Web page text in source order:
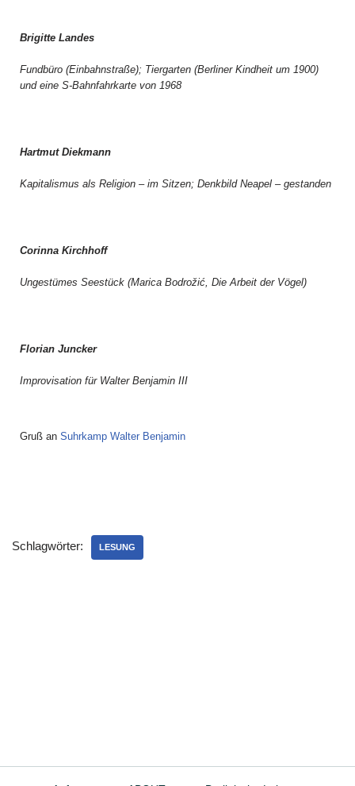
Brigitte Landes
Fundbüro (Einbahnstraße); Tiergarten (Berliner Kindheit um 1900)
und eine S-Bahnfahrkarte von 1968
Hartmut Diekmann
Kapitalismus als Religion – im Sitzen; Denkbild Neapel – gestanden
Corinna Kirchhoff
Ungestümes Seestück (Marica Bodrožić, Die Arbeit der Vögel)
Florian Juncker
Improvisation für Walter Benjamin III
Gruß an Suhrkamp Walter Benjamin
Schlagwörter: LESUNG